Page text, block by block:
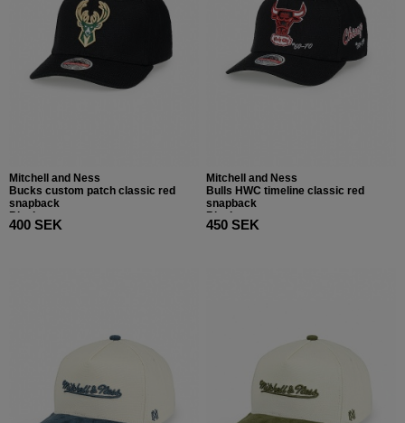
Mitchell and Ness
Bucks custom patch classic red
snapback
Black
400 SEK
Mitchell and Ness
Bulls HWC timeline classic red
snapback
Black
450 SEK